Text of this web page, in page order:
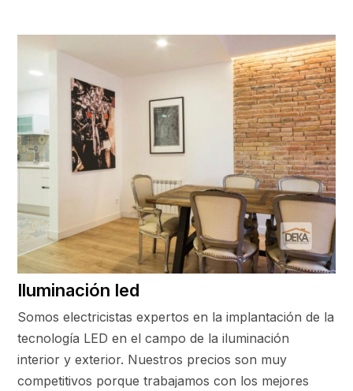
Iluminación led
Somos electricistas expertos en la implantación de la
tecnología LED en el campo de la iluminación
interior y exterior. Nuestros precios son muy
competitivos porque trabajamos con los mejores